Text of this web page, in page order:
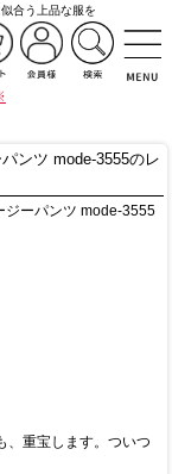
合う上品な服を
ンツ mode-3555のレ
ジーパンツ mode-3555
、重宝します。ついつ